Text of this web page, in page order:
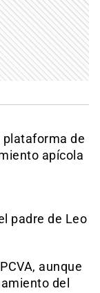
plataforma de
apícola
padre de Leo
aunque
del